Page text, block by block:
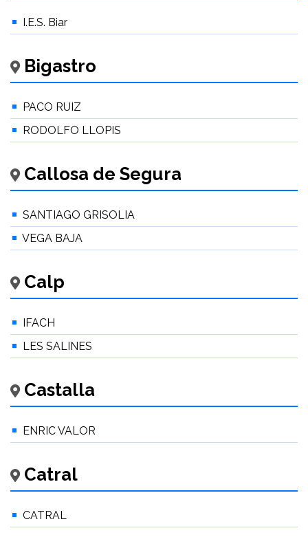
I.E.S. Biar
Bigastro
PACO RUIZ
RODOLFO LLOPIS
Callosa de Segura
SANTIAGO GRISOLIA
VEGA BAJA
Calp
IFACH
LES SALINES
Castalla
ENRIC VALOR
Catral
CATRAL